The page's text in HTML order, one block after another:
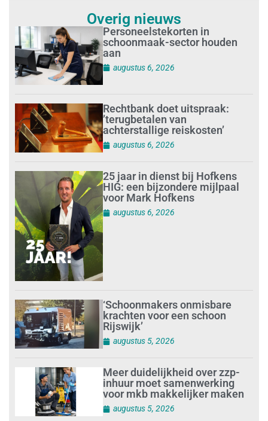
Overig nieuws
Personeelstekorten in
schoonmaak-sector houden
aan
augustus 6, 2026
Rechtbank doet uitspraak:
’terugbetalen van
achterstallige reiskosten’
augustus 6, 2026
25 jaar in dienst bij Hofkens
HIG: een bijzondere mijlpaal
voor Mark Hofkens
augustus 6, 2026
‘Schoonmakers onmisbare
krachten voor een schoon
Rijswijk’
augustus 5, 2026
Meer duidelijkheid over zzp-
inhuur moet samenwerking
voor mkb makkelijker maken
augustus 5, 2026